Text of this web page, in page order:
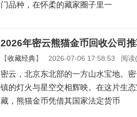
门品种，在怀柔的藏家圈子里一
2026年密云熊猫金币回收公司
【收藏经典】 2026-07-06 17:58:53 阅读
密云，北京东北部的一方山水宝地。
镇的灯火与星空交相辉映。在这片生
藏，熊猫金币凭借其国家法定货币